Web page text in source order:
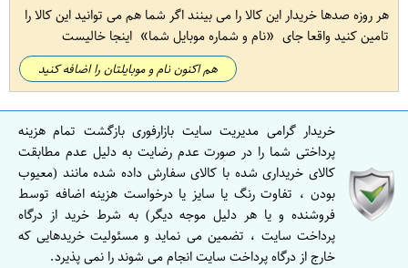
هر روزه صدها خریدار این کالا را می بینند اگر شما هم می توانید این کالا را
تامین کنید واقعا جای
نام و شماره موبایل شما اینجا خالیست
هم اکنون نام و موبایلتان را اضافه کنید
خریدار گرامی مدیریت سایت بازارفوری بازگشت تمام هزینه
پرداختی شما را در صورت عدم رضایت به دلیل عدم مطابقت
کالای خریداری شده با کالای سفارش داده شده مانند (معیوب
بودن ، تفاوت رنگ یا سایز یا درخواست هزینه اضافه توسط
فروشنده و یا هر دلیل موجه دیگر) به شرط خرید از درگاه
پرداخت سایت ، تضمین می نماید و مسئولیت خریدهایی که
خارج از درگاه پرداخت سایت انجام می شوند را نمی پذیرد.